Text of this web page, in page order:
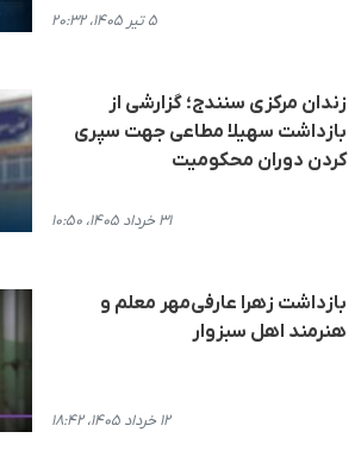
۵ تیر ۱۴۰۵، ۲۰:۳۲
زندان مرکزی سنندج؛ گزارشی از
بازداشت سهیلا مطاعی جهت سپری
کردن دوران محکومیت
۳۱ خرداد ۱۴۰۵، ۱۰:۵۰
بازداشت زهرا عارفی‌مهر معلم و
هنرمند اهل سبزوار
۱۲ خرداد ۱۴۰۵، ۱۸:۴۲